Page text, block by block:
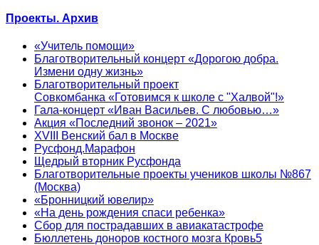
Проекты. Архив
«Учитель помощи»
Благотворительный концерт «Дорогою добра.
Измени одну жизнь»
Благотворительный проект
Совкомбанка «Готовимся к школе с "Халвой"!»
Гала-концерт «Иван Васильев. С любовью…»
Акция «Последний звонок – 2021»
XVIII Венский бал в Москве
Русфонд.Марафон
Щедрый вторник Русфонда
Благотворительные проекты учеников школы №867
(Москва)
«Бронницкий ювелир»
«На день рождения спаси ребенка»
Сбор для пострадавших в авиакатастрофе
Бюллетень доноров костного мозга Кровь5